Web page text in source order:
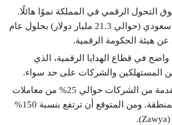
التحول الرقمي في المملكة نموًا هائلًا.
ليصل إلى 80 مليار ريال سعودي (حوالي 21.3 مليار دولار) بحلول عام
في قطاع الهدايا الرقمية، الذي
المستهلكين والشركات على حد سواء.
وحاليًا، تشكل الهدايا المقدمة من الشركات حوالي 25% من معاملات
التجارة الإلكترونية في المنطقة. ومن المتوقع أن ترتفع بنسبة 150%